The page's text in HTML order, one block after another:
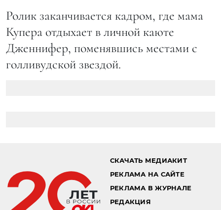
Ролик заканчивается кадром, где мама
Купера отдыхает в личной каюте
Дженнифер, поменявшись местами с
голливудской звездой.
СКАЧАТЬ МЕДИАКИТ
РЕКЛАМА НА САЙТЕ
РЕКЛАМА В ЖУРНАЛЕ
РЕДАКЦИЯ